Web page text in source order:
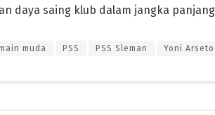
daya saing klub dalam jangka
muda PSS PSS Sleman Yoni Arseto